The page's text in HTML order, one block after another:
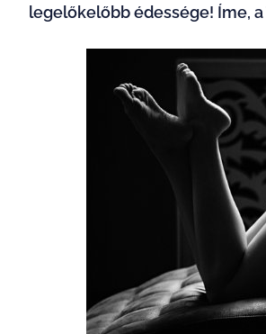
legelőkelőbb édessége! Íme, a